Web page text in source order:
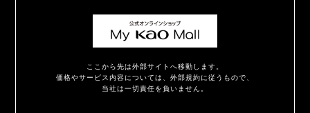
ここから先は外部サイトへ移動します。
価格やサービス内容については、外部規約に従うもので、
当社は一切責任を負いません。